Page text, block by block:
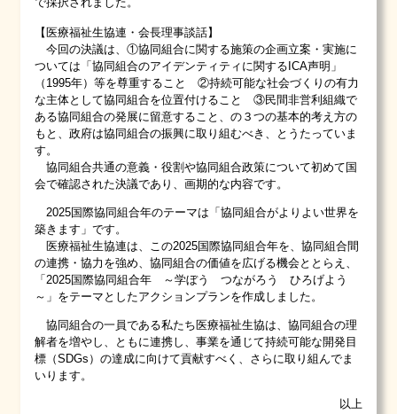
【医療福祉生協連・会長理事談話】
今回の決議は、①協同組合に関する施策の企画立案・実施に
ついては「協同組合のアイデンティティに関するICA声明」
（1995年）等を尊重すること ②持続可能な社会づくりの有力
な主体として協同組合を位置付けること ③民間非営利組織で
ある協同組合の発展に留意すること、の３つの基本的考え方の
もと、政府は協同組合の振興に取り組むべき、とうたっていま
す。
協同組合共通の意義・役割や協同組合政策について初めて国
会で確認された決議であり、画期的な内容です。
2025国際協同組合年のテーマは「協同組合がよりよい世界を
築きます」です。
医療福祉生協連は、この2025国際協同組合年を、協同組合間
の連携・協力を強め、協同組合の価値を広げる機会ととらえ、
「2025国際協同組合年 ～学ぼう つながろう ひろげよう
～」をテーマとしたアクションプランを作成しました。
協同組合の一員である私たち医療福祉生協は、協同組合の理
解者を増やし、ともに連携し、事業を通じて持続可能な開発目
標（SDGs）の達成に向けて貢献すべく、さらに取り組んでま
いります。
以上